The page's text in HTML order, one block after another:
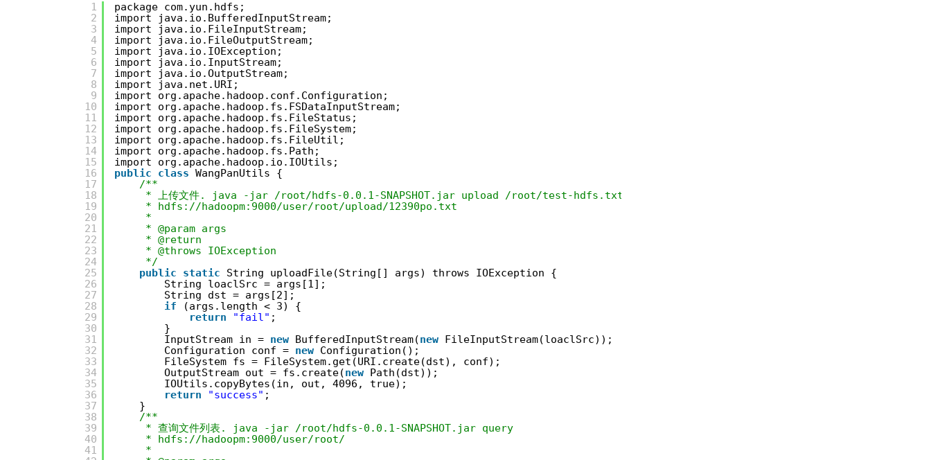
1
2
3
4
5
6
7
8
9
10
11
12
13
14
15
16
17
18
19
20
21
22
23
24
25
26
27
28
29
30
31
32
33
34
35
36
37
38
39
40
41
package com.yun.hdfs;
import java.io.BufferedInputStream;
import java.io.FileInputStream;
import java.io.FileOutputStream;
import java.io.IOException;
import java.io.InputStream;
import java.io.OutputStream;
import java.net.URI;
import org.apache.hadoop.conf.Configuration;
import org.apache.hadoop.fs.FSDataInputStream;
import org.apache.hadoop.fs.FileStatus;
import org.apache.hadoop.fs.FileSystem;
import org.apache.hadoop.fs.FileUtil;
import org.apache.hadoop.fs.Path;
import org.apache.hadoop.io.IOUtils;
public
class WangPanUtils {
/**
* 上传文件. java -jar /root/hdfs-0.0.1-SNAPSHOT.jar upload /root/test-hdfs.txt
* hdfs://hadoopm:9000/user/root/upload/12390po.txt
*
* @param args
* @return
* @throws IOException
*/
public
static
String uploadFile(String[] args) throws IOException {
String loaclSrc = args[1];
String dst = args[2];
if
(args.length < 3) {
return
"fail" ;
}
InputStream in = new BufferedInputStream(new FileInputStream(loaclSrc));
Configuration conf = new Configuration();
FileSystem fs = FileSystem.get(URI.create(dst), conf);
OutputStream out = fs.create(new Path(dst));
IOUtils.copyBytes(in, out, 4096, true);
return
"success" ;
}
/**
* 查询文件列表. java -jar /root/hdfs-0.0.1-SNAPSHOT.jar query
* hdfs://hadoopm:9000/user/root/
*